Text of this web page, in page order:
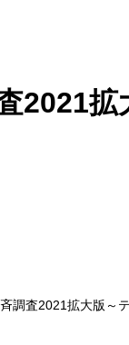
2021
調査2021拡大版～